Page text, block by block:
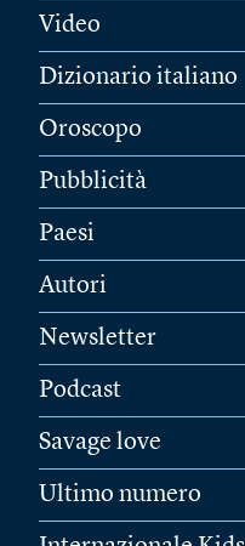
Video
Dizionario italiano
Oroscopo
Pubblicità
Paesi
Autori
Newsletter
Podcast
Savage love
Ultimo numero